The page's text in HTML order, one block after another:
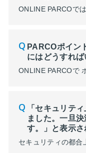
PARCOポイン
にはどうすれ
「セキュリテ
ました。一旦
す。」と表示さ